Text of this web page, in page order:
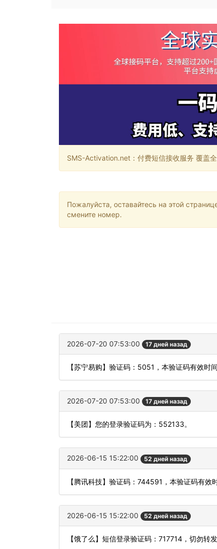
SMS-Activation.net：付费短信接收服务 覆盖
Пожалуйста, оставайтесь на этой
смените номер.
2026-07-20 07:53:00 17 дней назад
【苏宁易购】验证码：5051，本验证码有效时
2026-07-20 07:53:00 17 дней назад
【美团】您的登录验证码为：552133。
2026-06-15 15:22:00 52 дней назад
【腾讯科技】验证码：744591，本验证码有效
2026-06-15 15:22:00 52 дней назад
【饿了么】短信登录验证码：717714，切勿转